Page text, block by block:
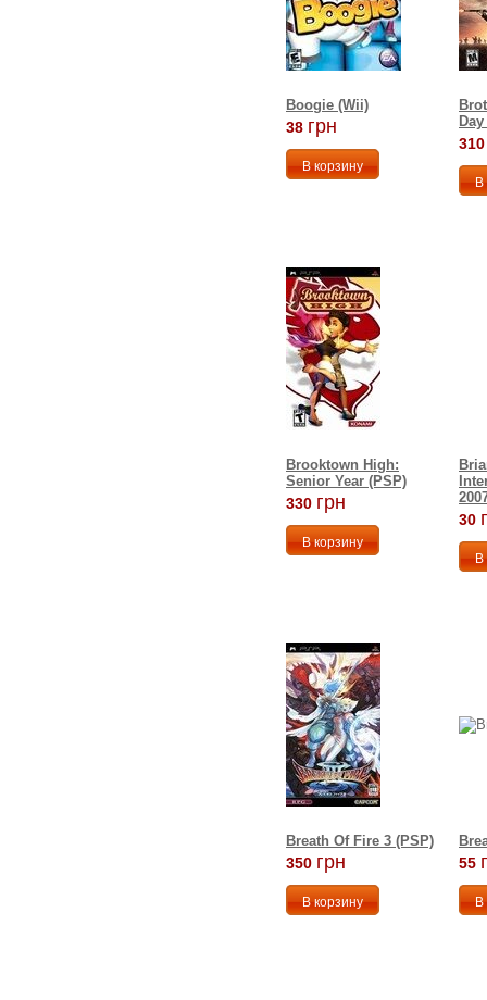
Boogie (Wii)
38 грн
310
Brooktown High:
Senior Year (PSP)
330 грн
30
Breath Of Fire 3 (PSP)
350 грн 55